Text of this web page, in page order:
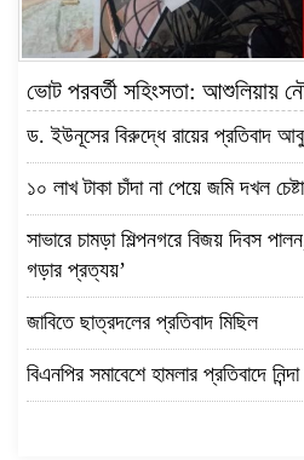
ভোট পরবর্তী সহিংসতা: আশুলিয়ায়
ড. ইউনূসের বিরুদ্ধে রায়ের প্রতিবাদ আবু
১০ লাখ টাকা চাঁদা না পেয়ে জমি দখল
সাভারে চামড়া শিল্পনগরে বিজয় দিবস
গড়ার প্রত্যয়’
জাবিতে ছাত্রদলের প্রতিবাদ মিছিল
বিএনপির সমাবেশে হামলার প্রতিবাদে